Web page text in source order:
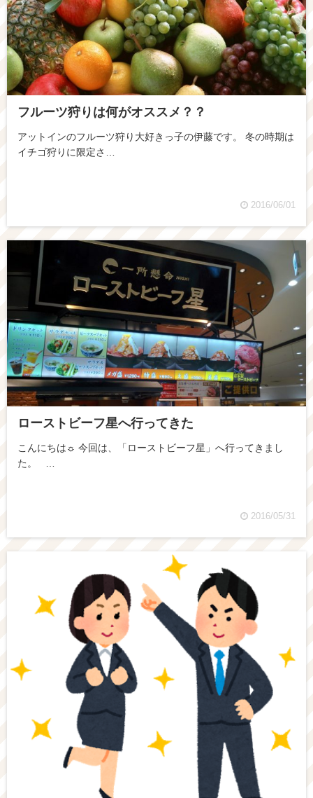
フルーツ狩りは何がオススメ？？
アットインのフルーツ狩り大好きっ子の伊藤です。 冬の時期は
イチゴ狩りに限定さ…
2016/06/01
ローストビーフ星へ行ってきた
こんにちは☼ 今回は、「ローストビーフ星」へ行ってきまし
た。 …
2016/05/31